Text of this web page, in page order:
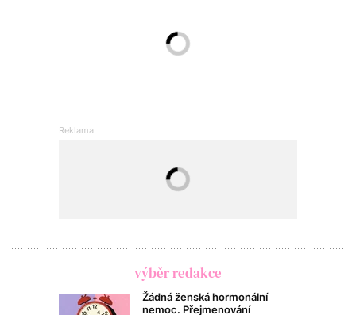
výběr redakce
Žádná ženská hormonální
nemoc. Přejmenování